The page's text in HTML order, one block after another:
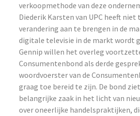
verkoopmethode van deze
Diederik Karsten van UPC heeft niet
verandering aan te brengen in de
digitale televisie in de markt wordt
Gennip willen het overleg
Consumentenbond als derde
woordvoerster van de
graag toe bereid te zijn. De bond
belangrijke zaak in het licht van
over oneerlijke handelspraktijken,